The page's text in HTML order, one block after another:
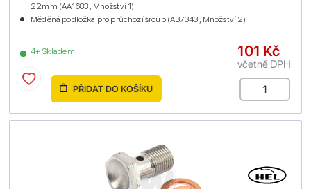
4+ Skladem
22mm (AA1683 , Množství 1)
Měděná podložka pro průchozí šroub (AB7343 , Množství 2)
101 Kč
včetně DPH
PŘIDAT DO KOŠÍKU